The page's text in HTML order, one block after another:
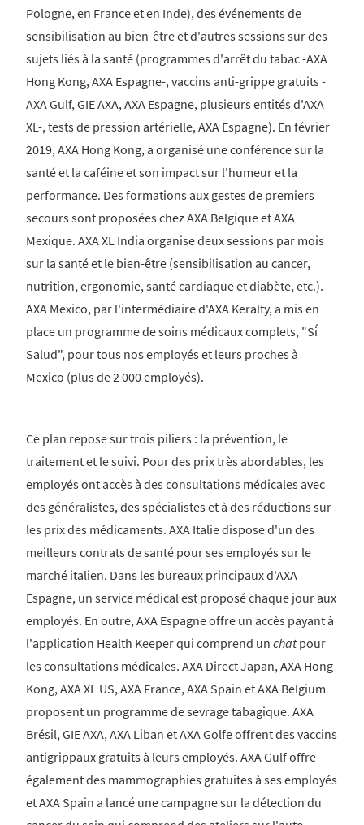
Pologne, en France et en Inde), des événements de
sensibilisation au bien-être et d'autres sessions sur des
sujets liés à la santé (programmes d'arrêt du tabac -AXA
Hong Kong, AXA Espagne-, vaccins anti-grippe gratuits -
AXA Gulf, GIE AXA, AXA Espagne, plusieurs entités d'AXA
XL-, tests de pression artérielle, AXA Espagne). En février
2019, AXA Hong Kong, a organisé une conférence sur la
santé et la caféine et son impact sur l'humeur et la
performance. Des formations aux gestes de premiers
secours sont proposées chez AXA Belgique et AXA
Mexique. AXA XL India organise deux sessions par mois
sur la santé et le bien-être (sensibilisation au cancer,
nutrition, ergonomie, santé cardiaque et diabète, etc.).
AXA Mexico, par l'intermédiaire d'AXA Keralty, a mis en
place un programme de soins médicaux complets, "Sí
Salud", pour tous nos employés et leurs proches à
Mexico (plus de 2 000 employés).
Ce plan repose sur trois piliers : la prévention, le
traitement et le suivi. Pour des prix très abordables, les
employés ont accès à des consultations médicales avec
des généralistes, des spécialistes et à des réductions sur
les prix des médicaments. AXA Italie dispose d'un des
meilleurs contrats de santé pour ses employés sur le
marché italien. Dans les bureaux principaux d'AXA
Espagne, un service médical est proposé chaque jour aux
employés. En outre, AXA Espagne offre un accès payant à
l'application Health Keeper qui comprend un chatpour
les consultations médicales. AXA Direct Japan, AXA Hong
Kong, AXA XL US, AXA France, AXA Spain et AXA Belgium
proposent un programme de sevrage tabagique. AXA
Brésil, GIE AXA, AXA Liban et AXA Golfe offrent des vaccins
antigrippaux gratuits à leurs employés. AXA Gulf offre
également des mammographies gratuites à ses employés
et AXA Spain a lancé une campagne sur la détection du